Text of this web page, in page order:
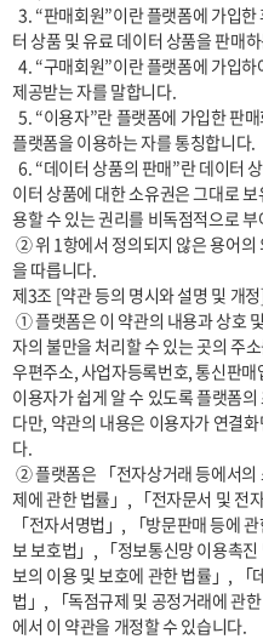
  3. “판매회원”이란 플랫폼에 가입한 후 데이터 판매자로 등록하여 무료 데이
터 상품 및 유료 데이터 상품을 판매
  4. “구매회원”이란 플랫폼에 가입하여 판매회원으로부터 데이터를 구매하고
제공받는 자를 말합니다.
  5. “이용자”란 플랫폼에 가입한 판매회원과 구매회원 그리고 가입하지 않고
플랫폼을 이용하는 자를 통칭합니다.
  6. “데이터 상품의 판매”란 데이터 상품에 대한 소유권을 가진 판매회원이 데
이터 상품에 대한 소유권은 그대로
용할 수 있는 권리를 비독점적으로
을 따릅니다.
제3조 [약관 등의 명시와 설명 및 개
자의 불만을 처리할 수 있는 곳의 주
우편주소, 사업자등록번호, 통신판
이용자가 쉽게 알 수 있도록 플랫폼
다만, 약관의 내용은 이용자가 연결
다.
제에 관한 법률」, 「전자문서 및 전
「전자서명법」, 「방문판매 등에
보 보호법」, 「정보통신망 이용촉
보의 이용 및 보호에 관한 법률」, 「
법」, 「독점규제 및 공정거래에 관
에서 이 약관을 개정할 수 있습니다.